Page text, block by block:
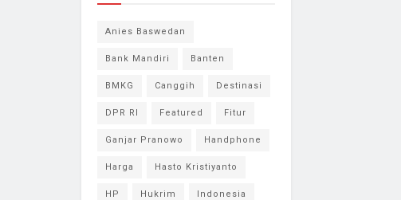
Anies Baswedan
Bank Mandiri Banten
BMKG Canggih Destinasi
DPR RI Featured Fitur
Ganjar Pranowo Handphone
Harga Hasto Kristiyanto
HP Hukrim Indonesia